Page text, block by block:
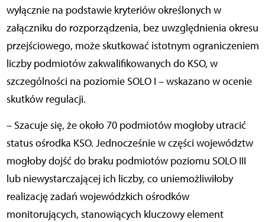
wyłącznie na podstawie kryteriów określonych w
załączniku do rozporządzenia, bez uwzględnienia okresu
przejściowego, może skutkować istotnym ograniczeniem
liczby podmiotów zakwalifikowanych do KSO, w
szczególności na poziomie SOLO I – wskazano w ocenie
skutków regulacji.
– Szacuje się, że około 70 podmiotów mogłoby utracić
status ośrodka KSO. Jednocześnie w części województw
mogłoby dojść do braku podmiotów poziomu SOLO III
lub niewystarczającej ich liczby, co uniemożliwiłoby
realizację zadań wojewódzkich ośrodków
monitorujących, stanowiących kluczowy element